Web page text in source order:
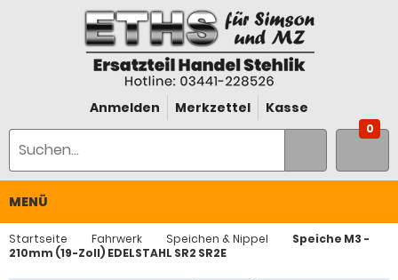
Anmelden Merkzettel Kasse
0
MENÜ
Startseite Fahrwerk Speichen & Nippel
Speiche M3 -
210mm (19-Zoll) EDELSTAHL SR2 SR2E